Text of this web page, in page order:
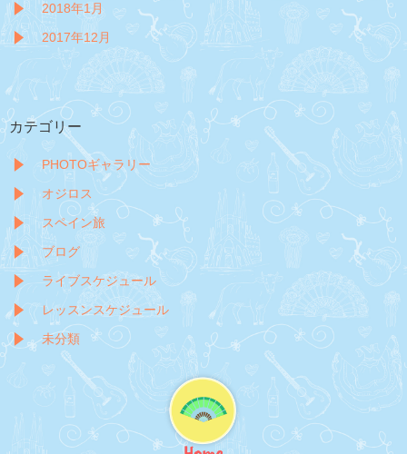
2018年1月
2017年12月
カテゴリー
PHOTOギャラリー
オジロス
スペイン旅
ブログ
ライブスケジュール
レッスンスケジュール
未分類